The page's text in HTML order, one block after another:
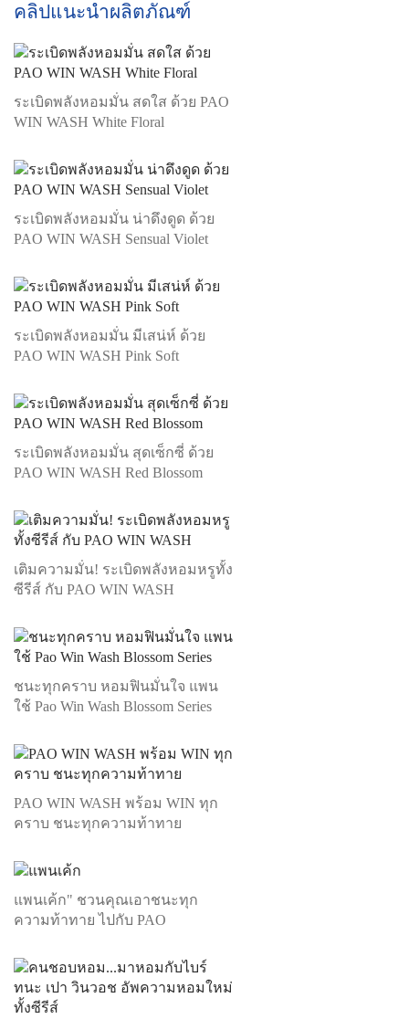
คลิปแนะนำผลิตภัณฑ์
ระเบิดพลังหอมมั่น สดใส ด้วย PAO
WIN WASH White Floral
ระเบิดพลังหอมมั่น น่าดึงดูด ด้วย
PAO WIN WASH Sensual Violet
ระเบิดพลังหอมมั่น มีเสน่ห์ ด้วย
PAO WIN WASH Pink Soft
ระเบิดพลังหอมมั่น สุดเซ็กซี่ ด้วย
PAO WIN WASH Red Blossom
เติมความมั่น! ระเบิดพลังหอมหรูทั้ง
ซีรีส์ กับ PAO WIN WASH
ชนะทุกคราบ หอมฟินมั่นใจ แพน
ใช้ Pao Win Wash Blossom Series
PAO WIN WASH พร้อม WIN ทุก
คราบ ชนะทุกความท้าทาย
แพนเค้ก" ชวนคุณเอาชนะทุก
ความท้าทาย ไปกับ PAO